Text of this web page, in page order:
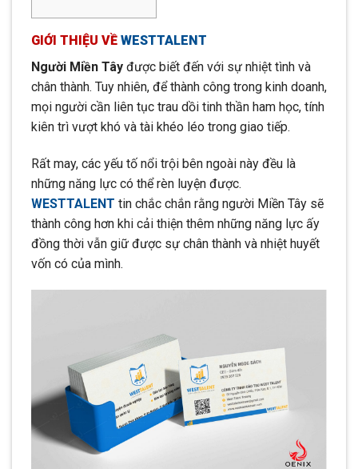
GIỚI THIỆU VỀ WESTTALENT
Người Miền Tây được biết đến với sự nhiệt tình và
chân thành. Tuy nhiên, để thành công trong kinh doanh,
mọi người cần liên tục trau dồi tinh thần ham học, tính
kiên trì vượt khó và tài khéo léo trong giao tiếp.
Rất may, các yếu tố nổi trội bên ngoài này đều là
những năng lực có thể rèn luyện được.
WESTTALENT tin chắc chắn rằng người Miền Tây sẽ
thành công hơn khi cải thiện thêm những năng lực ấy
đồng thời vẫn giữ được sự chân thành và nhiệt huyết
vốn có của mình.